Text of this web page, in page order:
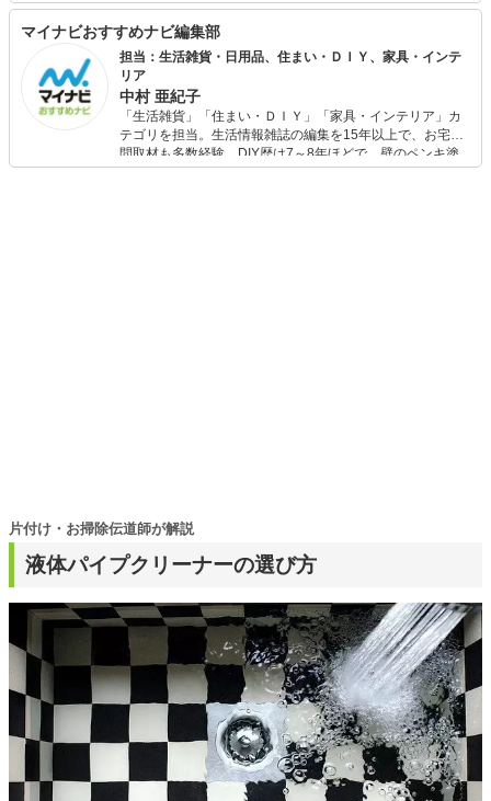
ト」にたくさんのご依頼をいただいています。 『勝間式汚
部屋脱出プログラム』の書籍にも紹介されました。
マイナビおすすめナビ編集部
担当：生活雑貨・日用品、住まい・ＤＩＹ、家具・インテ
リア
中村 亜紀子
「生活雑貨」「住まい・ＤＩＹ」「家具・インテリア」カ
テゴリを担当。生活情報雑誌の編集を15年以上で、お宅訪
問取材も多数経験。DIY歴は7～8年ほどで、壁のペンキ塗
りや壁紙チェンジなどもチャレンジ済み。初心者でもモノ
液体パイプクリーナーの選び方
片付け・お掃除伝道師が解説